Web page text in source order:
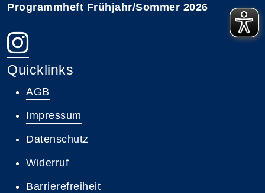
Programmheft Frühjahr/Sommer 2026
Quicklinks
AGB
Impressum
Datenschutz
Widerruf
Barrierefreiheit